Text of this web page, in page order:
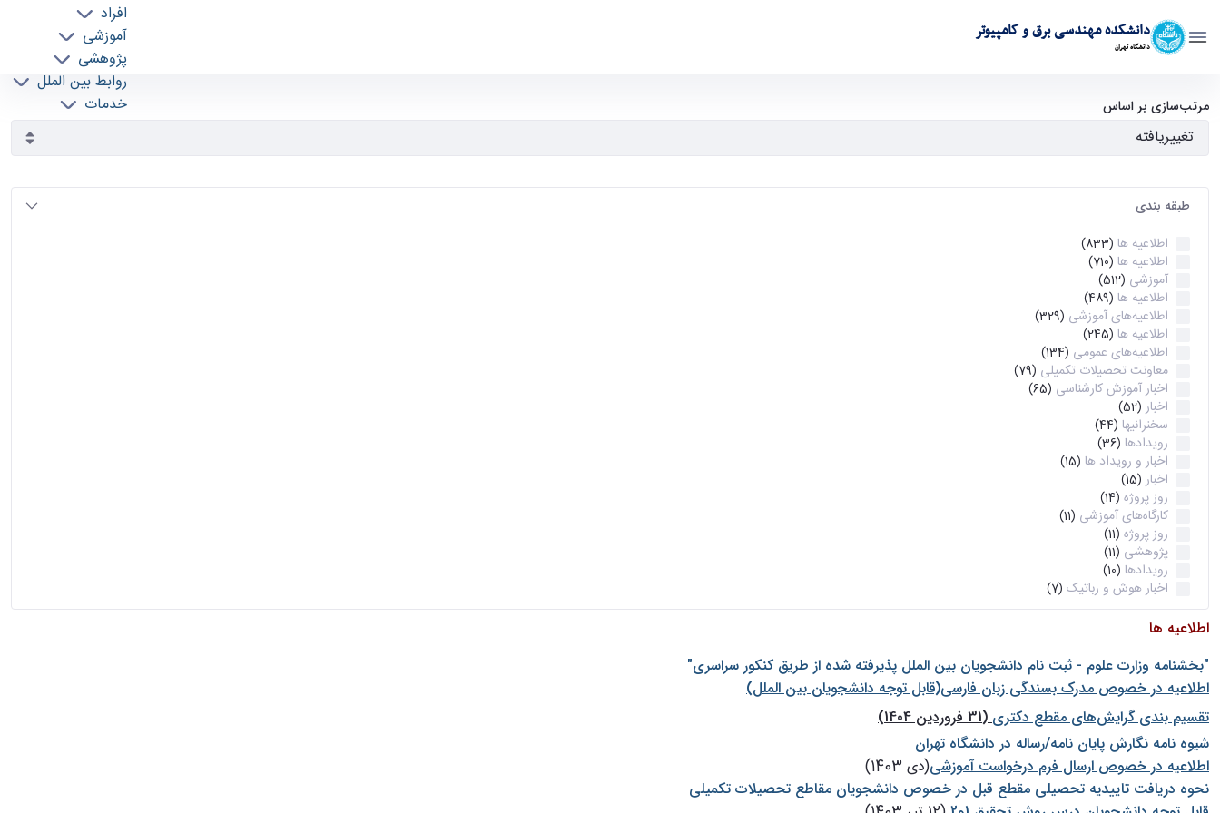
دانشکده مهندسی برق و کامپیوتر
دانشگاه تهران
افراد
آموزشی
پژوهشی
روابط بین الملل
خدمات
آرشیو اطلاعیه ها - ece- دانشکده مهندسی برق و کامپیوتر
مرتب‌سازی بر اساس
طبقه بندی
اطلاعیه ها (833)
اطلاعیه ها (710)
آموزشی (512)
اطلاعیه ها (489)
اطلاعیه‌های‌ آموزشی (329)
اطلاعیه ها (245)
اطلاعیه‌های عمومی (134)
معاونت تحصیلات تکمیلی (79)
اخبار آموزش کارشناسی (65)
اخبار (52)
سخنرانیها (44)
رویدادها (36)
اخبار و رویداد ها (15)
اخبار (15)
روز پروژه (14)
کارگاه‌های آموزشی (11)
روز پروژه (11)
پژوهشی (11)
رویدادها (10)
اخبار هوش و رباتیک (7)
اطلاعیه ها
"بخشنامه وزارت علوم - ثبت نام دانشجويان بين الملل پذيرفته شده از طريق كنكور سراسری"
اطلاعیه در خصوص مدرک بسندگی زبان فارسی(قابل توجه دانشجویان بین الملل)
تقسیم بندی گرایش‌های مقطع دکتری(31 فروردین 1404)
شيوه نامه نگارش پايان نامه/رساله در دانشگاه تهران
اطلاعیه در خصوص ارسال فرم درخواست آموزشی(دی 1403)
نحوه دریافت تاییدیه تحصیلی مقطع قبل در خصوص دانشجویان مقاطع تحصیلات تکمیلی